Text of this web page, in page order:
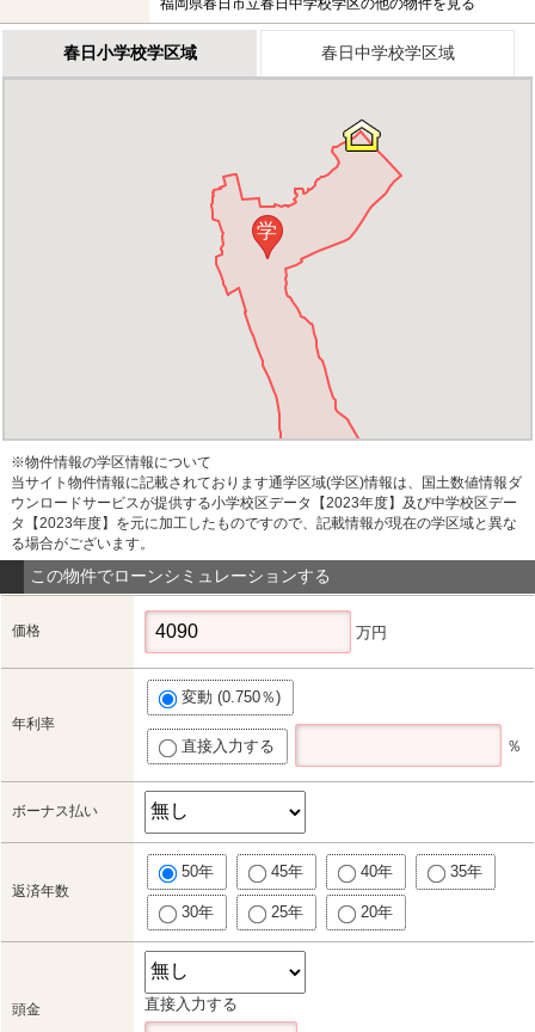
福岡県春日市立春日中学校学区の他の物件を見る
春日小学校学区域 春日中学校学区域
学
※物件情報の学区情報について
当サイト物件情報に記載されております通学区域(学区)情報は、国土数値情報ダ
ウンロードサービスが提供する小学校区データ【2023年度】及び中学校区デー
タ【2023年度】を元に加工したものですので、記載情報が現在の学区域と異な
る場合がございます。
この物件でローンシミュレーションする
価格 万円
年利率
変動 (0.750％)
直接入力する ％
ボーナス払い
返済年数
50年 45年 40年 35年
30年 25年 20年
頭金 直接入力する